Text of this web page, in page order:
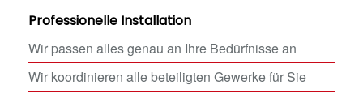
Professionelle Installation
Wir passen alles genau an Ihre Bedürfnisse an
Wir koordinieren alle beteiligten Gewerke für Sie